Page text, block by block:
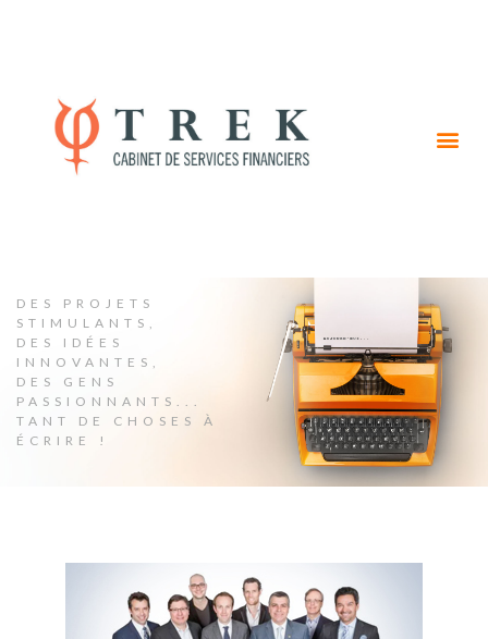
DES PROJETS
STIMULANTS,
DES IDÉES
INNOVANTES,
DES GENS
PASSIONNANTS...
TANT DE CHOSES À
ÉCRIRE !